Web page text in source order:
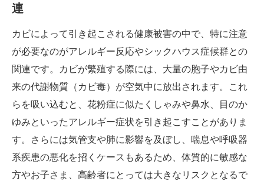
連
カビによって引き起こされる健康被害の中で、特に注意
が必要なのがアレルギー反応やシックハウス症候群との
関連です。カビが繁殖する際には、大量の胞子やカビ由
来の代謝物質（カビ毒）が空気中に放出されます。これ
らを吸い込むと、花粉症に似たくしゃみや鼻水、目のか
ゆみといったアレルギー症状を引き起こすことがありま
す。さらには気管支や肺に影響を及ぼし、喘息や呼吸器
系疾患の悪化を招くケースもあるため、体質的に敏感な
方やお子さま、高齢者にとっては大きなリスクとなるで